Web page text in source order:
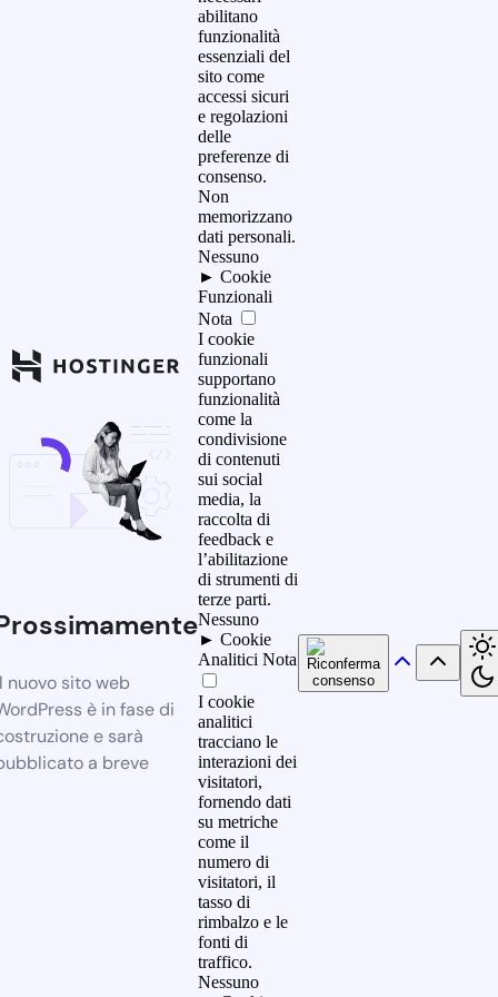
nuovo sito web
è in fase di
e sarà
a breve
abilitano
funzionalità
essenziali del
sito come
accessi sicuri
e regolazioni
delle
preferenze di
consenso.
Non
memorizzano
dati personali.
Nessuno
► Cookie
Funzionali
Nota
I cookie
funzionali
supportano
funzionalità
come la
condivisione
di contenuti
sui social
media, la
raccolta di
feedback e
l’abilitazione
di strumenti di
terze parti.
Nessuno
► Cookie
Analitici Nota
I cookie
analitici
tracciano le
interazioni dei
visitatori,
fornendo dati
su metriche
come il
numero di
visitatori, il
tasso di
rimbalzo e le
fonti di
traffico.
Nessuno